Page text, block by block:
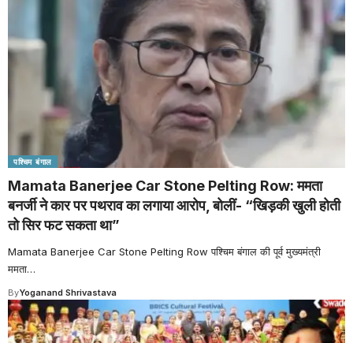
पश्चिम बंगाल
Mamata Banerjee Car Stone Pelting Row: ममता
बनर्जी ने कार पर पथराव का लगाया आरोप, बोलीं- “खिड़की खुली होती
तो सिर फट सकता था”
Mamata Banerjee Car Stone Pelting Row पश्चिम बंगाल की पूर्व मुख्यमंत्री
ममता…
ByYoganand Shrivastava